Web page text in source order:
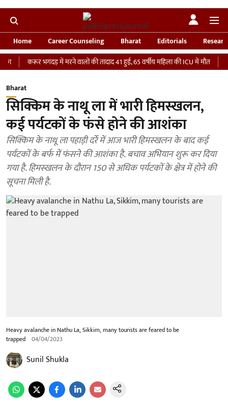
Home Career Counseling Bharat Editorials
करूर भगदड़ में मरने वालों की तादाद 41 हुई, 65 वर्षीय महिला की ICU में मौत
‘भारतीय
Bharat
सिक्किम के नाथू ला में भारी हिमस्खलन,
कई पर्यटकों के फंसे होने की आशंका
सिक्किम के नाथू ला पहाड़ी दर्रे में आज भारी हिमस्खलन के बाद कई
पर्यटकों के बर्फ में फंसने की आशंका है. बचाव अभियान शुरू कर दिया
गया है. हिमस्खलन के दौरान 150 से अधिक पर्यटकों के क्षेत्र में होने की
सूचना मिली है.
Heavy avalanche in Nathu La, Sikkim, many tourists are feared to be
trapped 04/04/2023
Sunil Shukla